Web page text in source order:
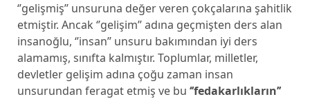
‘’gelişmiş’’ unsuruna değer veren çokçalarına şahitlik
etmiştir. Ancak ‘’gelişim’’ adına geçmişten ders alan
insanoğlu, ‘’insan’’ unsuru bakımından iyi ders
alamamış, sınıfta kalmıştır. Toplumlar, milletler,
devletler gelişim adına çoğu zaman insan
unsurundan feragat etmiş ve bu ‘’fedakarlıkların’’